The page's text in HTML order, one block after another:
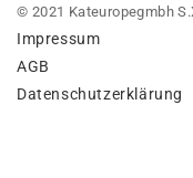
© 2021 Kateuropegmbh
Impressum
AGB
Datenschutzerklärung